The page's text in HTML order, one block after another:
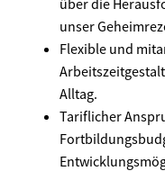
unser
Flexible und
Alltag.
Tariflicher